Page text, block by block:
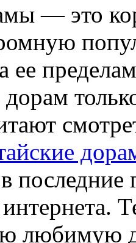
— это
ее
последние
любимую